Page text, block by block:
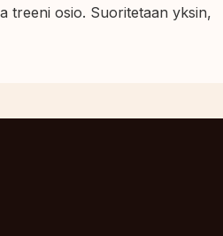
treeni osio. Suoritetaan yksin,